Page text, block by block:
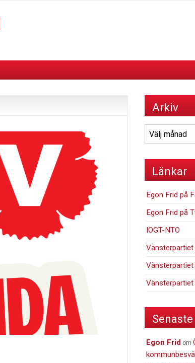
Arkiv
Arkiv
Länkar
Egon Frid på
Egon Frid på
IOGT-NTO
Vänsterpartiet
Vänsterpartiet
Egon Frid om